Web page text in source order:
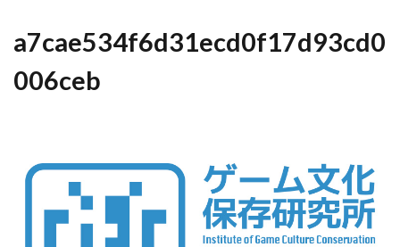
a7cae534f6d31ecd0f17d93cd0
006ceb